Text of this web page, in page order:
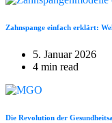
Zahnspange einfach erklärt:
5. Januar 2026
4 min read
Die Revolution der